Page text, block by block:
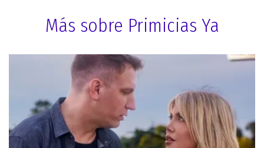
Más sobre Primicias Ya